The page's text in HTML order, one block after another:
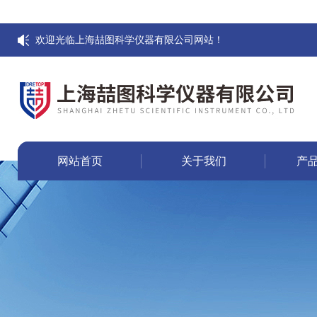
欢迎光临上海喆图科学仪器有限公司网站！
网站首页 关于我们 产